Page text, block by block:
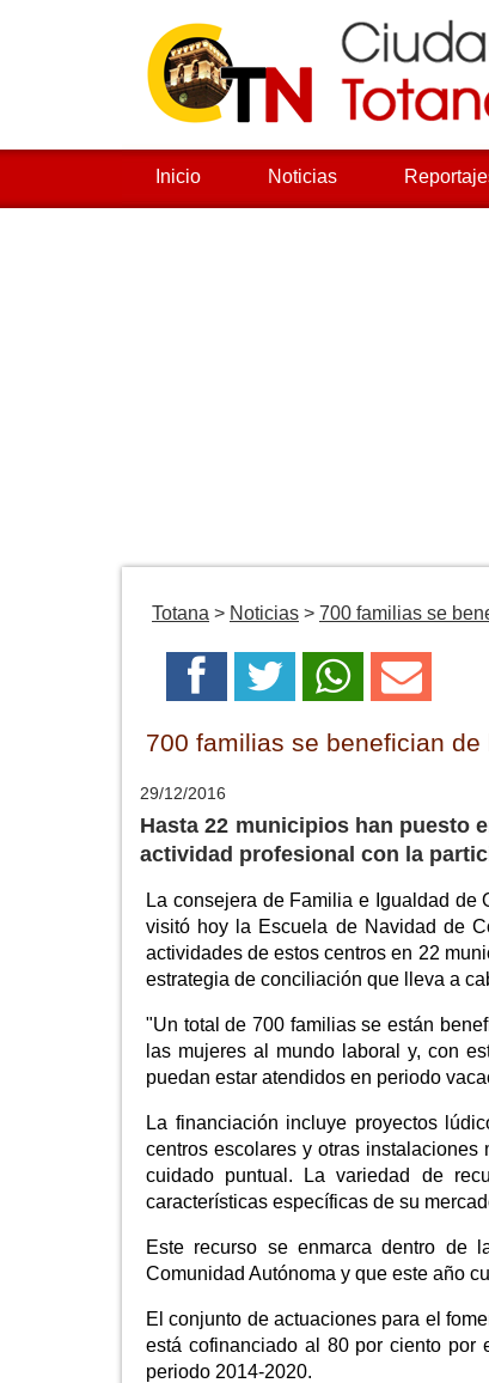
Inicio Noticias
Totana > Noticias > 700 familias se
700 familias se benefician
29/12/2016
Hasta 22 municipios han puesto
actividad profesional con la
La consejera de Familia e Igualdad de
visitó hoy la Escuela de Navidad de
actividades de estos centros en 22
estrategia de conciliación que lleva a
"Un total de 700 familias se están
las mujeres al mundo laboral y, con
puedan estar atendidos en periodo
La financiación incluye proyectos
centros escolares y otras
cuidado puntual. La variedad de
características específicas de su
Este recurso se enmarca dentro de
Comunidad Autónoma y que este año
El conjunto de actuaciones para el
está cofinanciado al 80 por ciento por
periodo 2014-2020.